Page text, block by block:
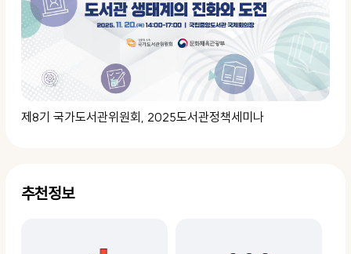
제8기 국가도서관위원회, 2025도서관정책세미나
추천정보